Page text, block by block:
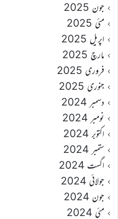
جون 2025
مئی 2025
اپریل 2025
مارچ 2025
فروری 2025
جنوری 2025
دسمبر 2024
نومبر 2024
اکتوبر 2024
ستمبر 2024
اگست 2024
جولائی 2024
جون 2024
مئی 2024